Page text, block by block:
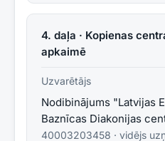
4. daļa · Kopienas
apkaimē
Uzvarētājs
Nodibinājums "Latvijas
Baznīcas Diakonijas
40003203458 · vidējs